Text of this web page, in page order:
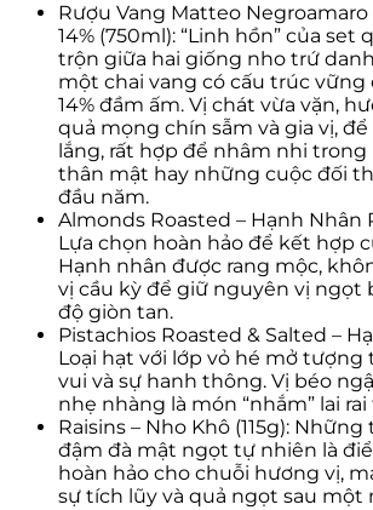
Rượu Vang Matteo Negroamaro
14% (750ml): “Linh hồn” của set
trộn giữa hai giống nho trứ
một chai vang có cấu trúc vững
14% đầm ấm. Vị chát vừa vặn,
quả mọng chín sẫm và gia vị, để
lắng, rất hợp để nhâm nhi
thân mật hay những cuộc đối
đầu năm.
Almonds Roasted – Hạnh Nhân
Lựa chọn hoàn hảo để kết hợp
Hạnh nhân được rang mộc,
vị cầu kỳ để giữ nguyên vị ngọt
độ giòn tan.
Pistachios Roasted & Salted –
Loại hạt với lớp vỏ hé mở
vui và sự hanh thông. Vị béo
nhẹ nhàng là món “nhắm” lai
Raisins – Nho Khô (115g):
đậm đà mật ngọt tự nhiên là
hoàn hảo cho chuỗi hương vị,
sự tích lũy và quả ngọt sau một